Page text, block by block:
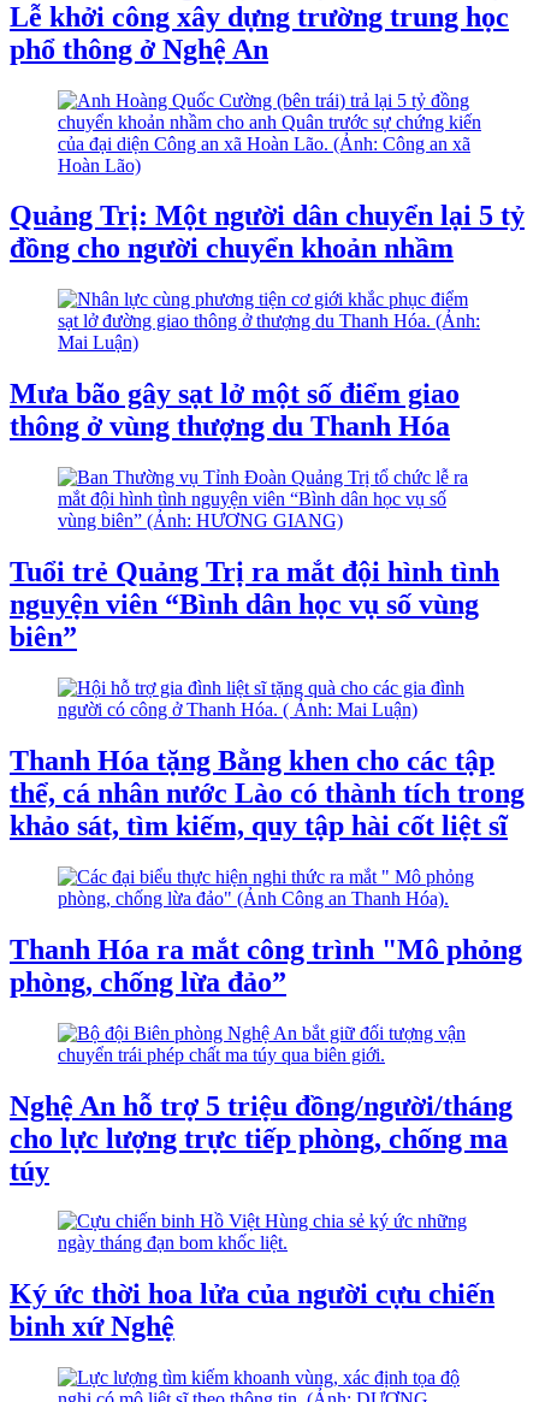
Lễ khởi công xây dựng trường trung học
phổ thông ở Nghệ An
Quảng Trị: Một người dân chuyển lại 5 tỷ
đồng cho người chuyển khoản nhầm
Mưa bão gây sạt lở một số điểm giao
thông ở vùng thượng du Thanh Hóa
Tuổi trẻ Quảng Trị ra mắt đội hình tình
nguyện viên “Bình dân học vụ số vùng
biên”
Thanh Hóa tặng Bằng khen cho các tập
thể, cá nhân nước Lào có thành tích trong
khảo sát, tìm kiếm, quy tập hài cốt liệt sĩ
Thanh Hóa ra mắt công trình "Mô phỏng
phòng, chống lừa đảo”
Nghệ An hỗ trợ 5 triệu đồng/người/tháng
cho lực lượng trực tiếp phòng, chống ma
túy
Ký ức thời hoa lửa của người cựu chiến
binh xứ Nghệ